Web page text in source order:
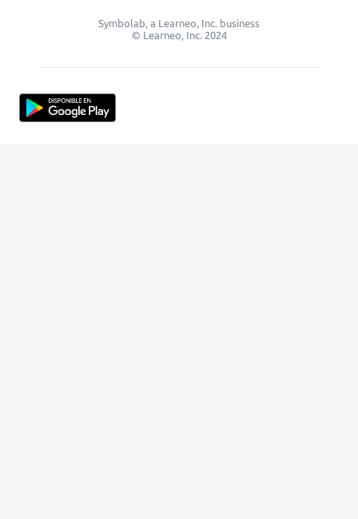
Symbolab, a Learneo, Inc. business
© Learneo, Inc. 2024